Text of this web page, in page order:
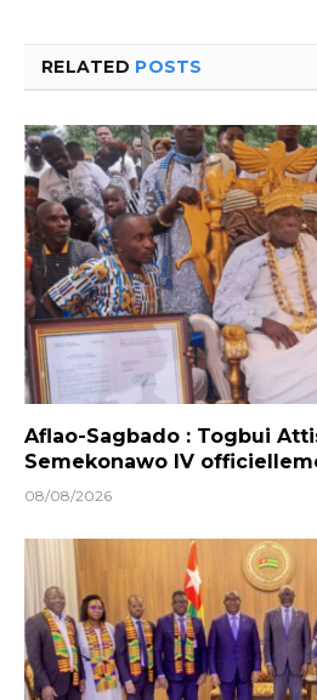
RELATED POSTS
Aflao-Sagbado : Togbui
Semekonawo IV
08/08/2026